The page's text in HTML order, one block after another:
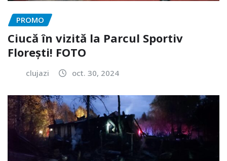
PROMO
Ciucă în vizită la Parcul Sportiv
Florești! FOTO
clujazi oct. 30, 2024